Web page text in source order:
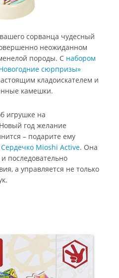
сорванца чудесный
неожиданном
породы. С набором
сюрпризы»
кладоискателем и
камешки.
игрушке на
год желание
– подарите ему
Mioshi Аctive. Она
последовательно
а управляется не только